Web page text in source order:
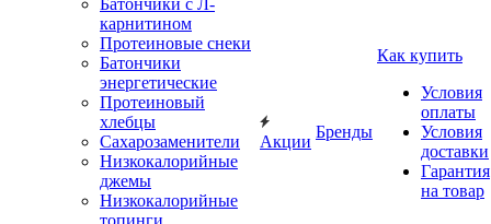
Батончики с Л-
карнитином
Протеиновые снеки
Батончики
энергетические
Протеиновый
хлебцы
Сахарозаменители
Низкокалорийные
джемы
Низкокалорийные
топинги
Акции
Бренды
Как купить
Условия
оплаты
Условия
доставки
Гарантия
на товар